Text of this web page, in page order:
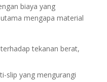
biaya yang
mengapa material
tekanan berat,
slip yang mengurangi